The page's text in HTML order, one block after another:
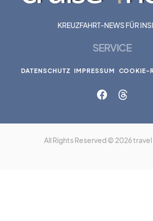
KREUZFAHRT-NEWS FÜR
SERVICE
DATENSCHUTZ IMPRESSUM COOKIE-
All Rights Reserved © 2026